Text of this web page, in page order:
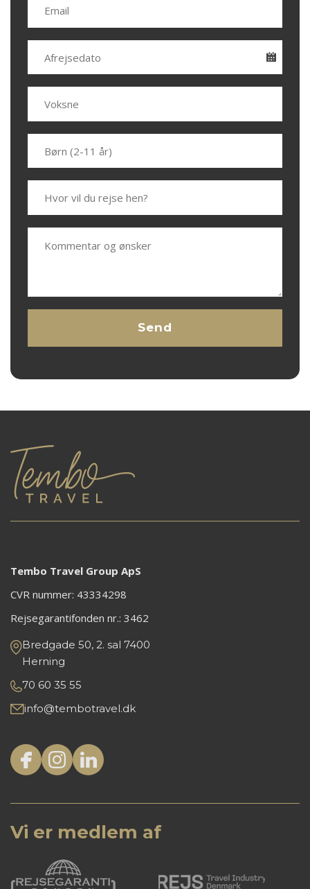
Tembo Travel Group ApS
CVR nummer: 43334298
Rejsegarantifonden nr.: 3462
Bredgade 50, 2. sal 7400
Herning
70 60 35 55
info@tembotravel.dk
Vi er medlem af